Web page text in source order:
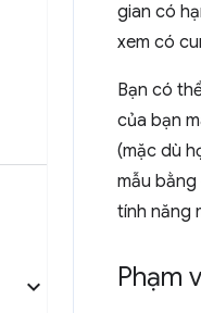
gian có
xem có
Bạn có
của bạn
(mặc dù
mẫu
tính năng
Phạm